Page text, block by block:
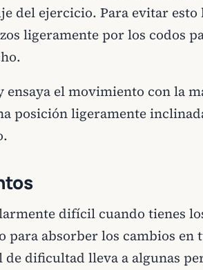
del ejercicio. Para evitar esto
ligeramente por los codos
ensaya el movimiento con la
posición ligeramente
difícil cuando tienes
para absorber los cambios en
dificultad lleva a algunas